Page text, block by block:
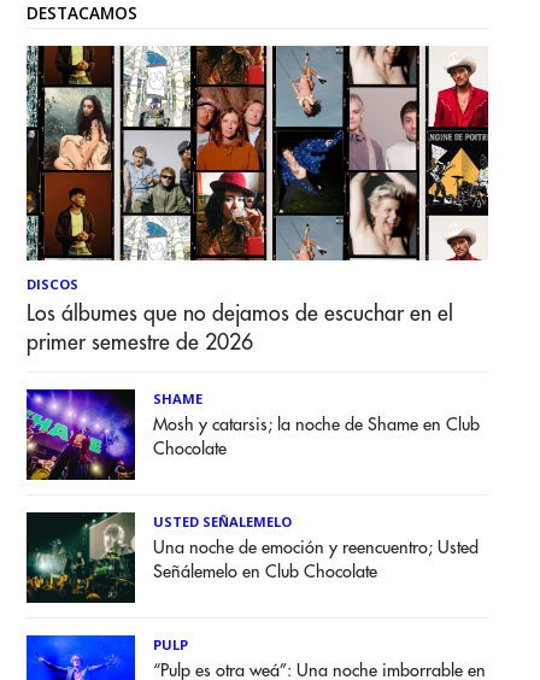
DESTACAMOS
DISCOS
Los álbumes que no dejamos de escuchar en el
primer semestre de 2026
SHAME
Mosh y catarsis; la noche de Shame en Club
Chocolate
USTED SEÑALEMELO
Una noche de emoción y reencuentro; Usted
Señálemelo en Club Chocolate
PULP
“Pulp es otra weá”: Una noche imborrable en